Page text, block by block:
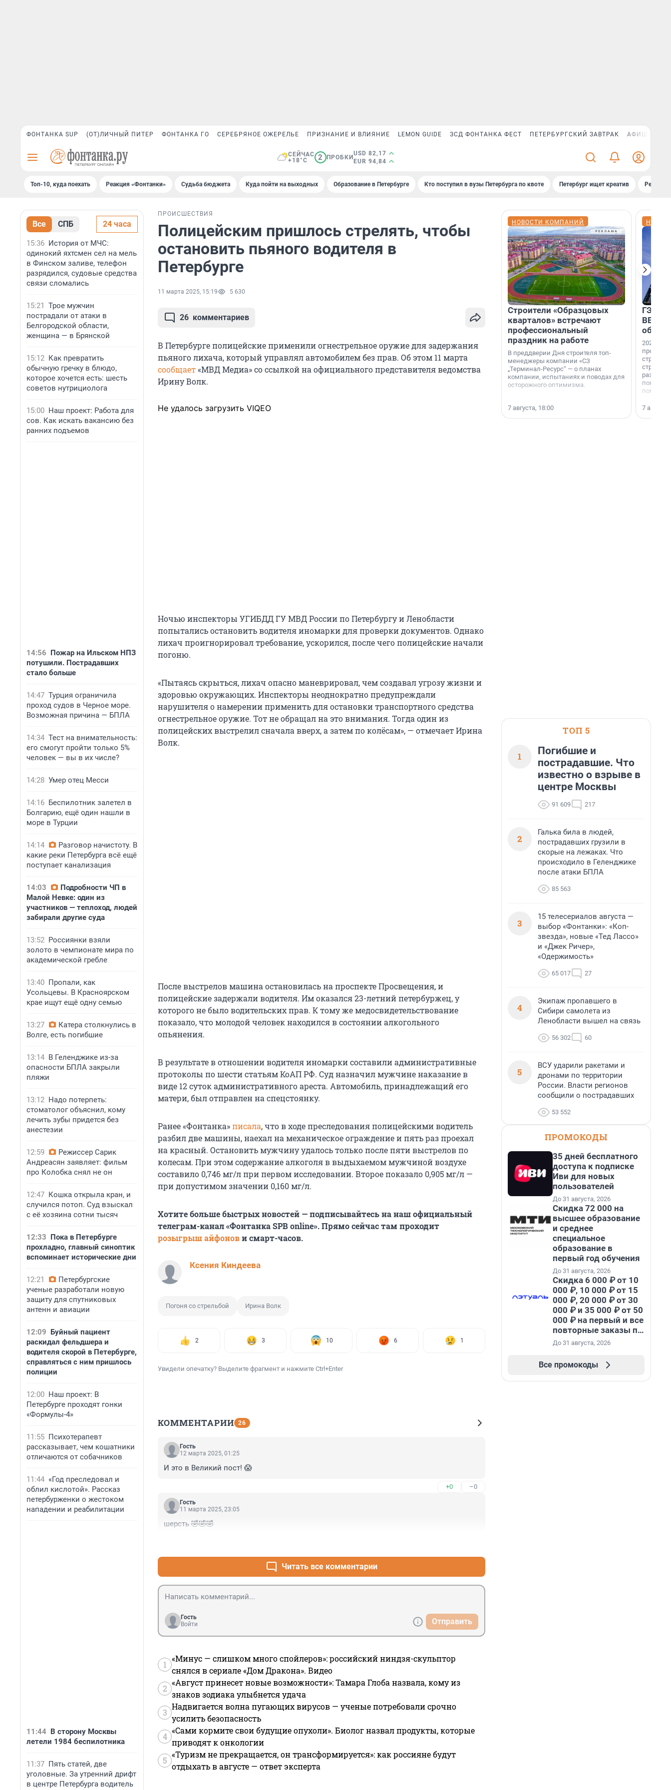
ФОНТАНКА SUP (ОТ)ЛИЧНЫЙ ПИТЕР ФОНТАНКА ГО СЕРЕБРЯНОЕ ОЖЕРЕЛЬЕ ПРИЗНАНИЕ И ВЛИЯНИЕ LEMON GUIDE ЗСД ФОНТАНКА ФЕСТ ПЕТЕРБУРГСКИЙ ЗАВТРАК АФИША PLUS
СЕЙЧАС
+18°C
2 ПРОБКИ
USD 82,17
EUR 94,84
Топ-10, куда поехать Реакция «Фонтанки» Судьба бюджета Куда пойти на выходных Образование в Петербурге Кто поступил в вузы Петербурга по квоте Петербург ищет креатив
Все СПБ 24 часа
15:36 История от МЧС:
одинокий яхтсмен сел на мель
в Финском заливе, телефон
разрядился, судовые средства
связи сломались
15:21 Трое мужчин
пострадали от атаки в
Белгородской области,
женщина — в Брянской
15:12 Как превратить
обычную гречку в блюдо,
которое хочется есть: шесть
советов нутрициолога
15:00 Наш проект: Работа для
сов. Как искать вакансию без
ранних подъемов
14:56 Пожар на Ильском НПЗ
потушили. Пострадавших
стало больше
14:47 Турция ограничила
проход судов в Черное море.
Возможная причина — БПЛА
14:34 Тест на внимательность:
его смогут пройти только 5%
человек — вы в их числе?
14:28 Умер отец Месси
14:16 Беспилотник залетел в
Болгарию, ещё один нашли в
море в Турции
14:14
Разговор начистоту. В
какие реки Петербурга всё ещё
поступает канализация
14:03
Подробности ЧП в
Малой Невке: один из
участников — теплоход, людей
забирали другие суда
13:52 Россиянки взяли
золото в чемпионате мира по
академической гребле
13:40 Пропали, как
Усольцевы. В Красноярском
крае ищут ещё одну семью
13:27
Катера столкнулись в
Волге, есть погибшие
13:14 В Геленджике из-за
опасности БПЛА закрыли
пляжи
13:12 Надо потерпеть:
стоматолог объяснил, кому
лечить зубы придется без
анестезии
12:59
Режиссер Сарик
Андреасян заявляет: фильм
про Колобка снял не он
12:47 Кошка открыла кран, и
случился потоп. Суд взыскал
с её хозяина сотни тысяч
12:33 Пока в Петербурге
прохладно, главный синоптик
вспоминает исторические дни
12:21
Петербургские
ученые разработали новую
защиту для спутниковых
антенн и авиации
12:09 Буйный пациент
раскидал фельдшера и
водителя скорой в Петербурге,
справляться с ним пришлось
полиции
12:00 Наш проект: В
Петербурге проходят гонки
«Формулы-4»
11:55 Психотерапевт
рассказывает, чем кошатники
отличаются от собачников
11:44 «Год преследовал и
облил кислотой». Рассказ
петербурженки о жестоком
нападении и реабилитации
11:44 В сторону Москвы
летели 1984 беспилотника
11:37 Пять статей, две
уголовные. За утренний дрифт
в центре Петербурга водитель
ПРОИСШЕСТВИЯ
Полицейским пришлось стрелять, чтобы
остановить пьяного водителя в
Петербурге
11 марта 2025, 15:19 5 630
26 комментариев
В Петербурге полицейские применили огнестрельное оружие для задержания
пьяного лихача, который управлял автомобилем без прав. Об этом 11 марта
сообщает«МВД Медиа» со ссылкой на официального представителя ведомства
Ирину Волк.
Не удалось загрузить VIQEO
Ночью инспекторы УГИБДД ГУ МВД России по Петербургу и Ленобласти
попытались остановить водителя иномарки для проверки документов. Однако
лихач проигнорировал требование, ускорился, после чего полицейские начали
погоню.
«Пытаясь скрыться, лихач опасно маневрировал, чем создавал угрозу жизни и
здоровью окружающих. Инспекторы неоднократно предупреждали
нарушителя о намерении применить для остановки транспортного средства
огнестрельное оружие. Тот не обращал на это внимания. Тогда один из
полицейских выстрелил сначала вверх, а затем по колёсам», — отмечает Ирина
Волк.
После выстрелов машина остановилась на проспекте Просвещения, и
полицейские задержали водителя. Им оказался 23-летний петербуржец, у
которого не было водительских прав. К тому же медосвидетельствование
показало, что молодой человек находился в состоянии алкогольного
опьянения.
В результате в отношении водителя иномарки составили административные
протоколы по шести статьям КоАП РФ. Суд назначил мужчине наказание в
виде 12 суток административного ареста. Автомобиль, принадлежащий его
матери, был отправлен на спецстоянку.
Ранее «Фонтанка»писала, что в ходе преследования полицейскими водитель
разбил две машины, наехал на механическое ограждение и пять раз проехал
на красный. Остановить мужчину удалось только после пяти выстрелов по
колесам. При этом содержание алкоголя в выдыхаемом мужчиной воздухе
составило 0,746 мг/л при первом исследовании. Второе показало 0,905 мг/л —
при допустимом значении 0,160 мг/л.
Хотите больше быстрых новостей — подписывайтесь на наш официальный
телеграм-канал «Фонтанка SPB online». Прямо сейчас там проходит
розыгрыш айфонови смарт-часов.
Ксения Киндеева
Погоня со стрельбой Ирина Волк
2 3 10 6 1
Увидели опечатку? Выделите фрагмент и нажмите Ctrl+Enter
КОММЕНТАРИИ 26
Гость
12 марта 2025, 01:25
И это в Великий пост! 😱
+0 –0
Гость
11 марта 2025, 23:05
шерсть 🤣🤣🤣
Читать все комментарии
Гость
Войти
Отправить
1
«Минус — слишком много спойлеров»: российский ниндзя-скульптор
снялся в сериале «Дом Дракона». Видео
2
«Август принесет новые возможности»: Тамара Глоба назвала, кому из
знаков зодиака улыбнется удача
3
Надвигается волна пугающих вирусов — ученые потребовали срочно
усилить безопасность
4
«Сами кормите свои будущие опухоли». Биолог назвал продукты, которые
приводят к онкологии
5
«Туризм не прекращается, он трансформируется»: как россияне будут
отдыхать в августе — ответ эксперта
НОВОСТИ КОМПАНИЙ
Строители «Образцовых
кварталов» встречают
профессиональный
праздник на работе
В преддверии Дня строителя топ-
менеджеры компании «СЗ
„Терминал-Ресурс“ — о планах
компании, испытаниях и поводах для
осторожного оптимизма.
7 августа, 18:00
ГЭС,
ВВП: в
об
2026-й —
раз. В
7
ТОП 5
1
Погибшие и
пострадавшие. Что
известно о взрыве в
центре Москвы
91 609 217
2
Галька била в людей,
пострадавших грузили в
скорые на лежаках. Что
происходило в Геленджике
после атаки БПЛА
85 563
3
15 телесериалов августа —
выбор «Фонтанки»: «Коп-
звезда», новые «Тед Лассо»
и «Джек Ричер»,
«Одержимость»
65 017 27
4
Экипаж пропавшего в
Сибири самолета из
Ленобласти вышел на связь
56 302 60
5
ВСУ ударили ракетами и
дронами по территории
России. Власти регионов
сообщили о пострадавших
53 552
ПРОМОКОДЫ
35 дней бесплатного
доступа к подписке
Иви для новых
пользователей
До 31 августа, 2026
Скидка 72 000 на
высшее образование
и среднее
специальное
образование в
первый год обучения
До 31 августа, 2026
Скидка 6 000 ₽ от 10
000 ₽, 10 000 ₽ от 15
000 ₽, 20 000 ₽ от 30
000 ₽ и 35 000 ₽ от 50
000 ₽ на первый и все
повторные заказы по
промокоду НАБЕРИ
До 31 августа, 2026
Все промокоды